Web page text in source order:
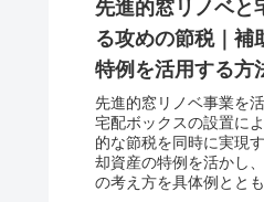
先進的窓リノベと
る攻めの節税｜補
特例を活用する方
先進的窓リノベ事業を
宅配ボックスの設置に
的な節税を同時に実現
却資産の特例を活かし
の考え方を具体例とと